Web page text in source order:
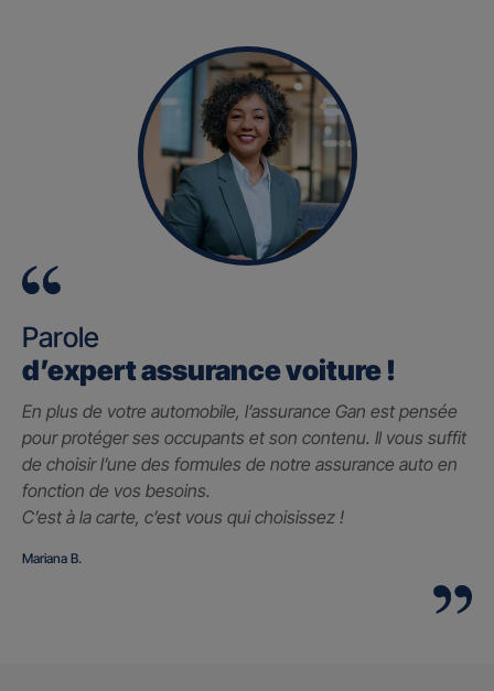
Parole
d’expert assurance voiture !
En plus de votre automobile, l’assurance Gan est pensée
pour protéger ses occupants et son contenu. Il vous suffit
de choisir l’une des formules de notre assurance auto en
fonction de vos besoins.
C’est à la carte, c’est vous qui choisissez !
Mariana B.